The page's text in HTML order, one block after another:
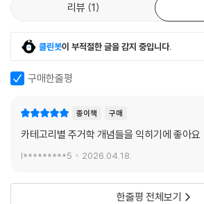
리뷰 1
클린봇이 부적절한 글을 감지 중입니다.
구매한줄평
종이책 구매
카테고리별 주거학 개념들을 익히기에 좋아요
l*********5 2026.04.18.
한줄평 전체보기